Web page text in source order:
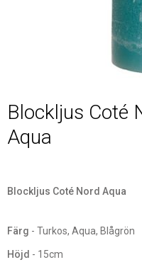
Blockljus Coté
Aqua
Blockljus Coté Nord Aqua
Färg - Turkos, Aqua, Blågrön
Höjd - 15cm